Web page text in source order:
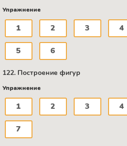
Упражнение
1 2 3 4
5 6
122. Построение фигур
Упражнение
1 2 3 4
7